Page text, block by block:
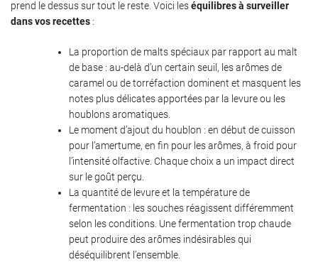
prend le dessus sur tout le reste. Voici leséquilibres à surveiller
dans vos recettes :
La proportion de malts spéciaux par rapport au malt
de base : au-delà d’un certain seuil, les arômes de
caramel ou de torréfaction dominent et masquent les
notes plus délicates apportées par la levure ou les
houblons aromatiques.
Le moment d’ajout du houblon : en début de cuisson
pour l’amertume, en fin pour les arômes, à froid pour
l’intensité olfactive. Chaque choix a un impact direct
sur le goût perçu.
La quantité de levure et la température de
fermentation : les souches réagissent différemment
selon les conditions. Une fermentation trop chaude
peut produire des arômes indésirables qui
déséquilibrent l’ensemble.